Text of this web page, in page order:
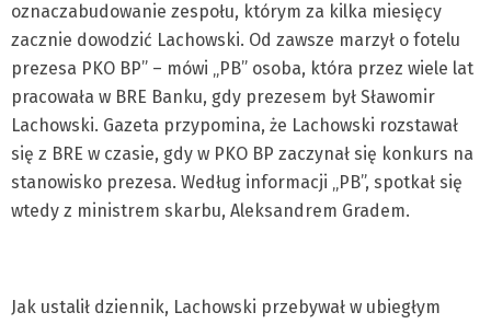
oznaczabudowanie zespołu, którym za kilka miesięcy
zacznie dowodzić Lachowski. Od zawsze marzył o fotelu
prezesa PKO BP” – mówi „PB” osoba, która przez wiele lat
pracowała w BRE Banku, gdy prezesem był Sławomir
Lachowski. Gazeta przypomina, że Lachowski rozstawał
się z BRE w czasie, gdy w PKO BP zaczynał się konkurs na
stanowisko prezesa. Według informacji „PB”, spotkał się
wtedy z ministrem skarbu, Aleksandrem Gradem.
Jak ustalił dziennik, Lachowski przebywał w ubiegłym